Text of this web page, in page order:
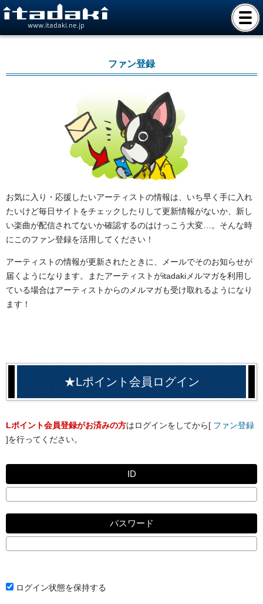
www.itadaki.ne.jp
ファン登録
お気に入り・応援したいアーティストの情報は、いち早く手に入れ
たいけど毎日サイトをチェックしたりして更新情報がないか、新し
い楽曲が配信されてないか確認するのはけっこう大変…。そんな時
にこのファン登録を活用してください！
アーティストの情報が更新されたときに、メールでそのお知らせが
届くようになります。またアーティストがitadakiメルマガを利用し
ている場合はアーティストからのメルマガも受け取れるようになり
ます！
★Lポイント会員ログイン
Lポイント会員登録がお済みの方はログインをしてから[ ファン登録
]を行ってください。
ID
パスワード
ログイン状態を保持する